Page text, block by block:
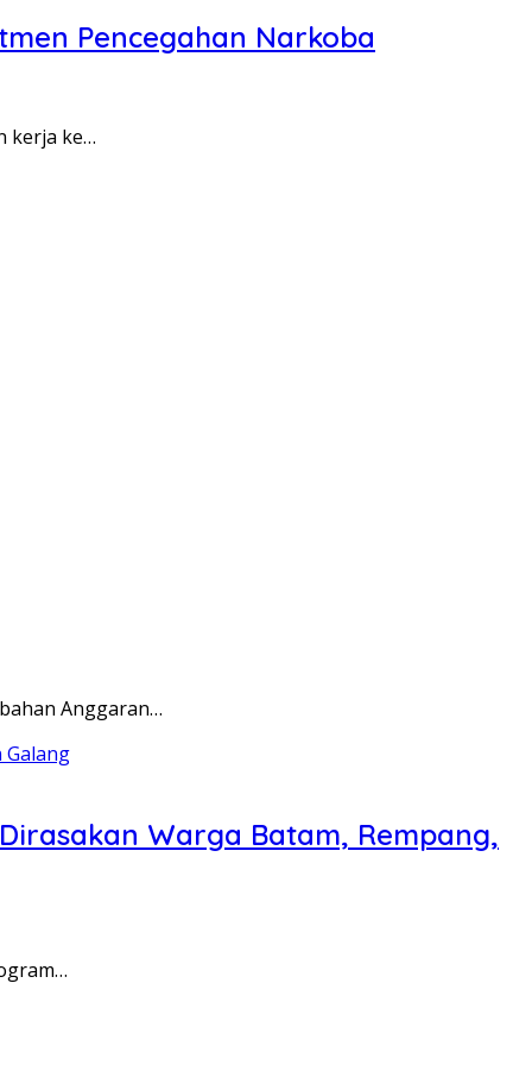
Pencegahan Narkoba
kerja ke…
Anggaran…
Warga Batam, Rempang,